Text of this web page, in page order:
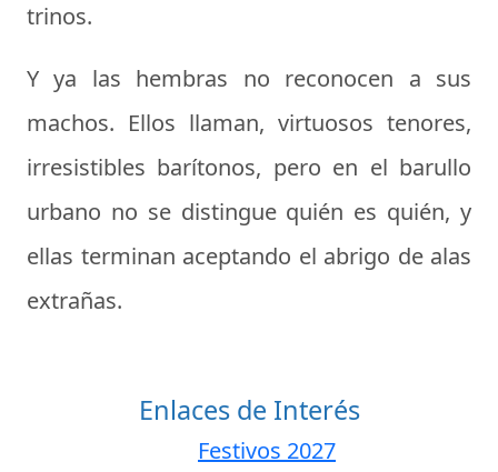
trinos.
Y ya las hembras no reconocen a sus
machos. Ellos llaman, virtuosos tenores,
irresistibles barítonos, pero en el barullo
urbano no se distingue quién es quién, y
ellas terminan aceptando el abrigo de alas
extrañas.
Enlaces de Interés
Festivos 2027